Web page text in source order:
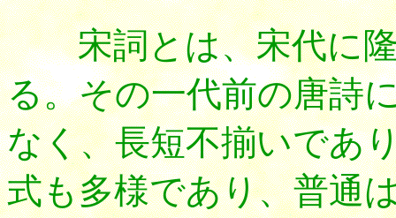
宋詞とは、宋代に隆
る。その一代前の唐詩
なく、長短不揃いであ
式も多様であり、普通